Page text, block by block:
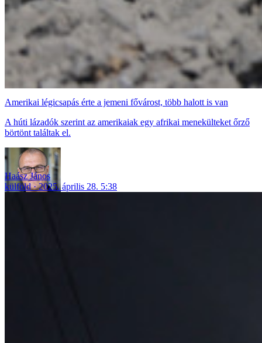
Amerikai légicsapás érte a jemeni fővárost, több halott is van
A húti lázadók szerint az amerikaiak egy afrikai menekülteket őrző
börtönt találtak el.
Haász János
külföld
2025. április 28. 5:38